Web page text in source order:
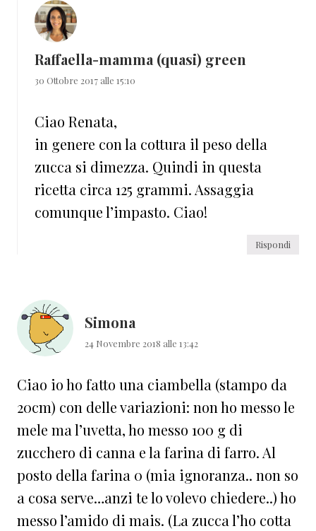
Raffaella-mamma (quasi) green
30 Ottobre 2017 alle 15:10
Ciao Renata,
in genere con la cottura il peso della
zucca si dimezza. Quindi in questa
ricetta circa 125 grammi. Assaggia
comunque l’impasto. Ciao!
Rispondi
Simona
24 Novembre 2018 alle 13:42
Ciao io ho fatto una ciambella (stampo da
20cm) con delle variazioni: non ho messo le
mele ma l’uvetta, ho messo 100 g di
zucchero di canna e la farina di farro. Al
posto della farina 0 (mia ignoranza.. non so
a cosa serve…anzi te lo volevo chiedere..) ho
messo l’amido di mais. (La zucca l’ho cotta